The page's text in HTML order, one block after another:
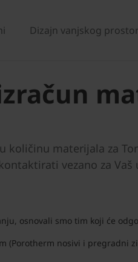
Dizajn vanjskog
količinu materijala za
vezano za Vaš
osnovali smo tim koji će
(Porotherm nosivi i